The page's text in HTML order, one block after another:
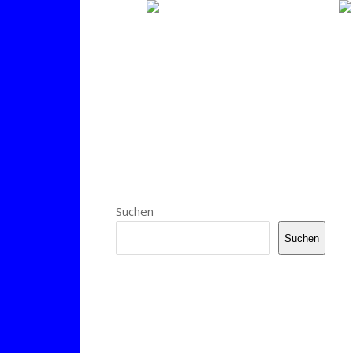
Suchen
Suchen